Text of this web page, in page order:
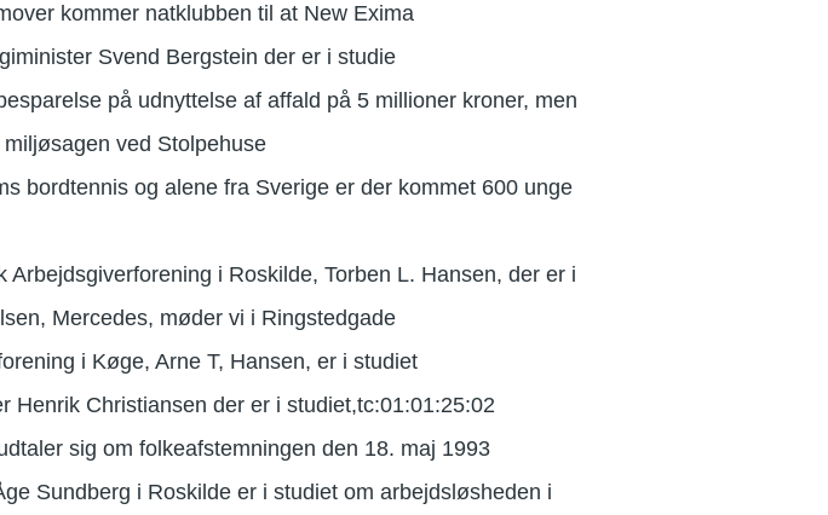
kommer natklubben til at New Exima
Svend Bergstein der er i studie
på udnyttelse af affald på 5 millioner kroner, men
ved Stolpehuse
bordtennis og alene fra Sverige er der kommet 600 unge
i Roskilde, Torben L. Hansen, der er i
Mercedes, møder vi i Ringstedgade
i Køge, Arne T, Hansen, er i studiet
Henrik Christiansen der er i studiet,tc:01:01:25:02
sig om folkeafstemningen den 18. maj 1993
Sundberg i Roskilde er i studiet om arbejdsløsheden i